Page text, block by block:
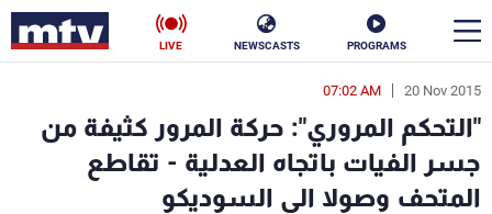
PROGRAMS
NEWSCASTS
LIVE
20 Nov 2015
07:02 AM
"التحكم المروري": حركة المرور كثيفة من
جسر الفيات باتجاه العدلية - تقاطع
المتحف وصولا الى السوديكو
en
الأخبار
سياسة ناس